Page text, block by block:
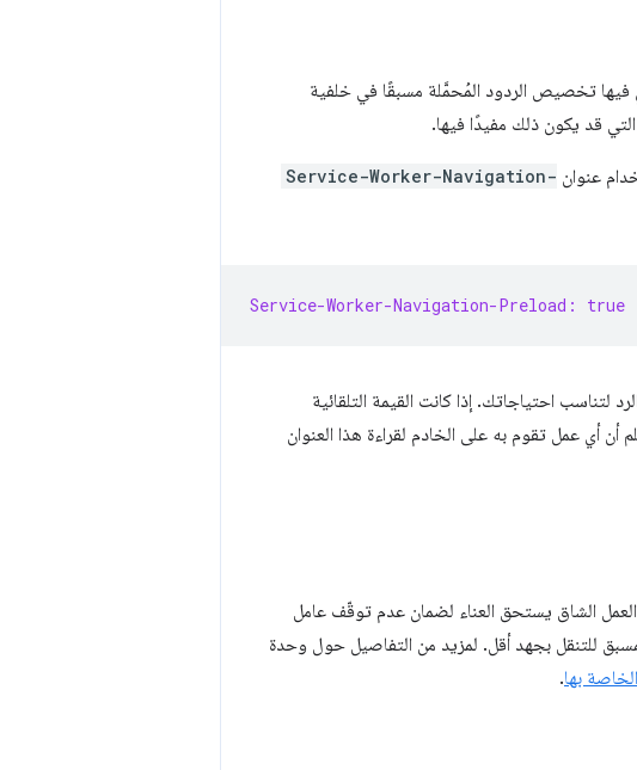
فيها تخصيص الردود المُحمَّلة مسبقًا في خلفية
قد يكون ذلك مفيدًا فيها.
عنوان Service-Worker-Navigation-
Service-Worker-Navigation-Preload: true
لتناسب احتياجاتك. إذا كانت القيمة التلقائية
أن أي عمل تقوم به على الخادم لقراءة هذا العنوان
الشاق يستحق العناء لضمان عدم توقّف عامل
بها.